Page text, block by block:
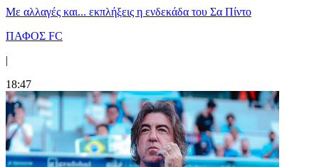
Με αλλαγές και... εκπλήξεις η ενδεκάδα του Σα Πίντο
ΠΑΦΟΣ FC
|
18:47